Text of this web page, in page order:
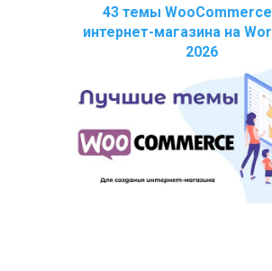
43 темы
интернет-магазина на
2026